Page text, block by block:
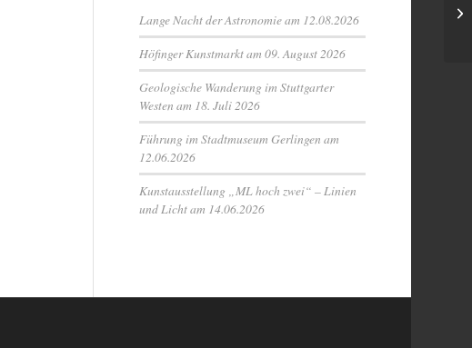
Lange Nacht der Astronomie am 12.08.2026
Höfinger Kunstmarkt am 09. August 2026
Geologische Wanderung im Stuttgarter
Westen am 18. Juli 2026
Führung im Stadtmuseum Gerlingen am
12.06.2026
Kunstausstellung „ML hoch zwei“ – Linien
und Licht am 14.06.2026